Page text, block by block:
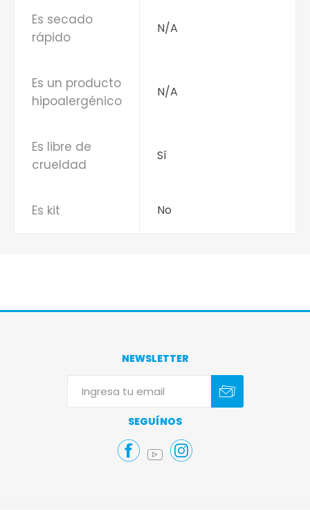
Es secado
rápido
N/A
Es un producto
hipoalergénico
N/A
Es libre de
crueldad
Sí
Es kit No
NEWSLETTER
SEGUÍNOS